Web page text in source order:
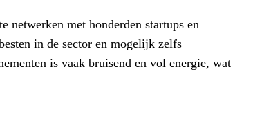
netwerken met honderden startups en
in de sector en mogelijk zelfs
is vaak bruisend en vol energie, wat